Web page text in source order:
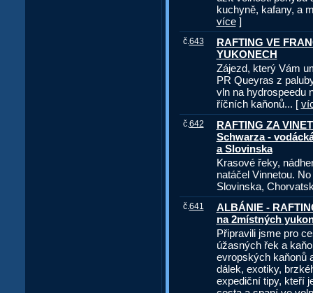
kuchyně, kafany, a
více]
č. 643
RAFTING VE
YUKONECH
Zájezd, který Vám
PR Queyras z
vln na hydrospeedu
říčních kaňonů... [
č. 642
RAFTING ZA
Schwarza -
a Slovinska
Krasové řeky,
natáčel Vinnetou.
Slovinska,
č. 641
ALBÁNIE -
na 2místných
Připravili jsme pro
úžasných řek a
evropských kaňonů
dálek, exotiky,
expediční tipy, kteří